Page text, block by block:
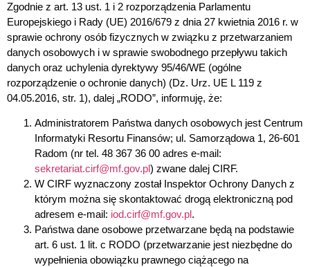
Zgodnie z art. 13 ust. 1 i 2 rozporządzenia Parlamentu
Europejskiego i Rady (UE) 2016/679 z dnia 27 kwietnia 2016 r. w
sprawie ochrony osób fizycznych w związku z przetwarzaniem
danych osobowych i w sprawie swobodnego przepływu takich
danych oraz uchylenia dyrektywy 95/46/WE (ogólne
rozporządzenie o ochronie danych) (Dz. Urz. UE L 119 z
04.05.2016, str. 1), dalej „RODO”, informuję, że:
Administratorem Państwa danych osobowych jest Centrum
Informatyki Resortu Finansów; ul. Samorządowa 1, 26-601
Radom (nr tel. 48 367 36 00 adres e-mail:
sekretariat.cirf@mf.gov.pl) zwane dalej CIRF.
W CIRF wyznaczony został Inspektor Ochrony Danych z
którym można się skontaktować drogą elektroniczną pod
adresem e-mail: iod.cirf@mf.gov.pl.
Państwa dane osobowe przetwarzane będą na podstawie
art. 6 ust. 1 lit. c RODO (przetwarzanie jest niezbędne do
wypełnienia obowiązku prawnego ciążącego na